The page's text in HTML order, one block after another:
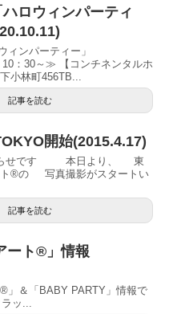
ロウィンパーティ
ィンパーティー」
：30～≫ 【コンチネンタルホ
小林町456TB...
記事を読む
開始(2015.4.17)
せです 本日より、 東
ト®の 写真撮影がスタートい
記事を読む
ート®」情報
」＆「BABY PARTY」情報で
ッ...